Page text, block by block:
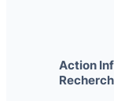
Action